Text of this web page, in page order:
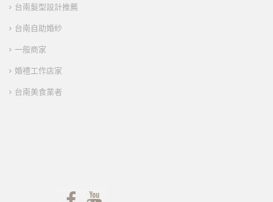
台南髮型設計推薦
台南自助婚紗
一般商家
婚禮工作店家
台南美食業者